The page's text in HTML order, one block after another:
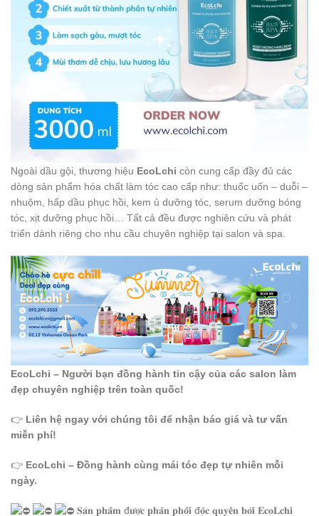
Ngoài dầu gội, thương hiệu EcoLchi còn cung cấp đầy đủ các
dòng sản phẩm hóa chất làm tóc cao cấp như: thuốc uốn – duỗi –
nhuộm, hấp dầu phục hồi, kem ủ dưỡng tóc, serum dưỡng bóng
tóc, xịt dưỡng phục hồi… Tất cả đều được nghiên cứu và phát
triển dành riêng cho nhu cầu chuyên nghiệp tại salon và spa.
EcoLchi – Người bạn đồng hành tin cậy của các salon làm
đẹp chuyên nghiệp trên toàn quốc!
👉 Liên hệ ngay với chúng tôi để nhận báo giá và tư vấn
miễn phí!
👉 EcoLchi – Đồng hành cùng mái tóc đẹp tự nhiên mỗi
ngày.
𝐒𝐚̉𝐧 𝐩𝐡𝐚̂̉𝐦 đ𝐮̛𝐨̛̣𝐜 𝐩𝐡𝐚̂𝐧 𝐩𝐡𝐨̂́𝐢 đ𝐨̣̂𝐜 𝐪𝐮𝐲𝐞̂̀𝐧 𝐛𝐨̛̉𝐢 𝐄𝐜𝐨𝐋𝐜𝐡𝐢